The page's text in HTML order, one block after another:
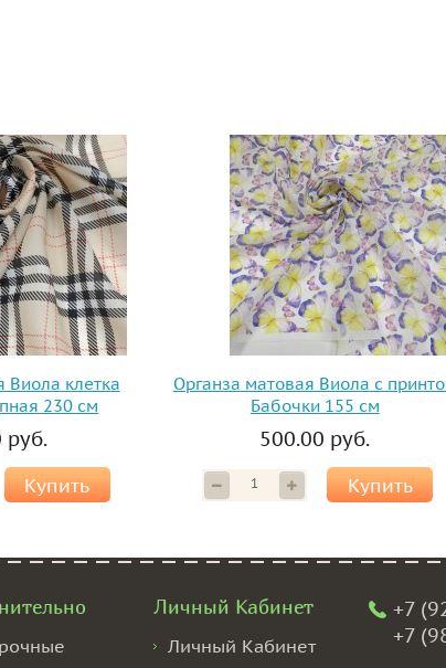
Виола клетка
230 см
руб.
Купить
Органза матовая Виола с
Бабочки 155 см
500.00 руб.
Купить
Личный Кабинет
Личный Кабинет
+7
+7